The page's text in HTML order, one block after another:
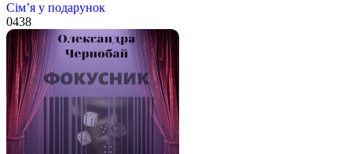
Сім’я у подарунок
0438